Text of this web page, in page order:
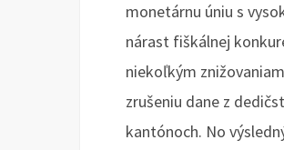
monetárnu úniu s
nárast fiškálnej
niekoľkým
zrušeniu dane z
kantónoch. No